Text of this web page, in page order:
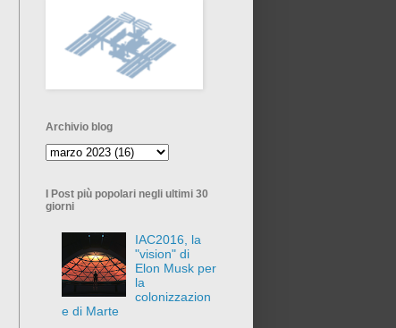
Archivio blog
I Post più popolari negli ultimi 30
giorni
IAC2016, la
"vision" di
Elon Musk per
la
colonizzazion
e di Marte